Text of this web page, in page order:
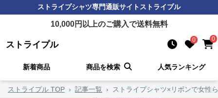
ストライプシャツ専門通販サイト ストライプル
10,000円以上のご購入で送料無料
ストライプル 0 0
新着商品 商品を検索 人気ランキング
ストライプル TOP › 記事一覧 › ストライプシャツ×リボンで女性